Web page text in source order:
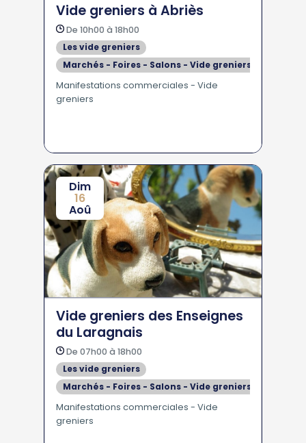
Vide greniers à Abriès
De 10h00 à 18h00
Les vide greniers
Marchés - Foires - Salons - Vide greniers
Manifestations commerciales - Vide
greniers
Dim
16
Aoû
Vide greniers des Enseignes
du Laragnais
De 07h00 à 18h00
Les vide greniers
Marchés - Foires - Salons - Vide greniers
Manifestations commerciales - Vide
greniers